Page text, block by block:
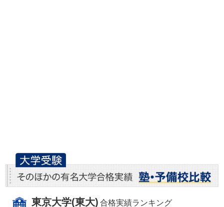
東京大学(東大) 合格実績ランキング